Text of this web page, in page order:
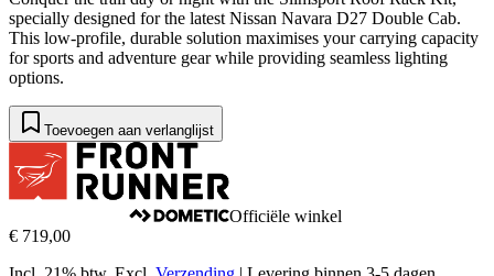
specially designed for the latest Nissan Navara D27 Double Cab.
This low-profile, durable solution maximises your carrying capacity
for sports and adventure gear while providing seamless lighting
options.
Toevoegen aan verlanglijst
Officiële winkel
€ 719,00